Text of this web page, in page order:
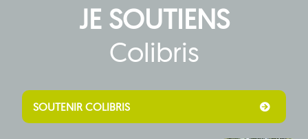
diversité.
JE SOUTIENS
Colibris
SOUTENIR COLIBRIS